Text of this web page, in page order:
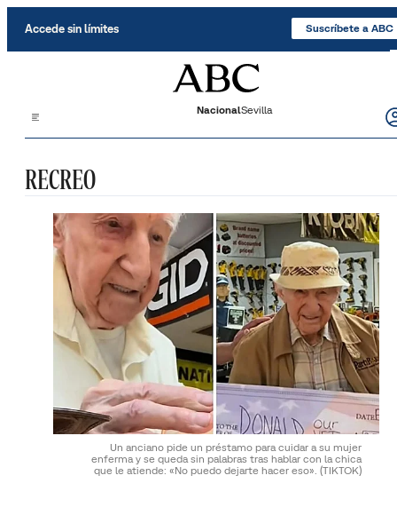
Accede sin límites Suscríbete a ABC
NacionalSevilla
RECREO
Un anciano pide un préstamo para cuidar a su mujer
enferma y se queda sin palabras tras hablar con la chica
que le atiende: «No puedo dejarte hacer eso». (TIKTOK)